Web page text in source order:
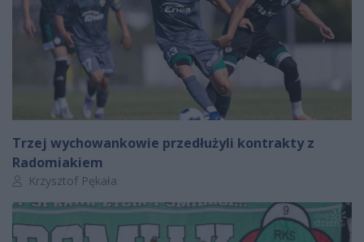
Trzej wychowankowie przedłużyli kontrakty z
Radomiakiem
Autor artykułu:
Krzysztof Pękała